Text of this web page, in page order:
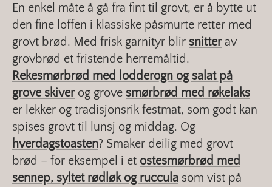
En enkel måte å gå fra fint til grovt, er å bytte ut
den fine loffen i klassiske påsmurte retter med
grovt brød. Med frisk garnityr blir snitterav
grovbrød et fristende herremåltid.
Rekesmørbrød med lodderogn og salat på
grove skiverog grove smørbrød med røkelaks
er lekker og tradisjonsrik festmat, som godt kan
spises grovt til lunsj og middag. Og
hverdagstoasten? Smaker deilig med grovt
brød – for eksempel i et ostesmørbrød med
sennep, syltet rødløk og ruccula som vist på